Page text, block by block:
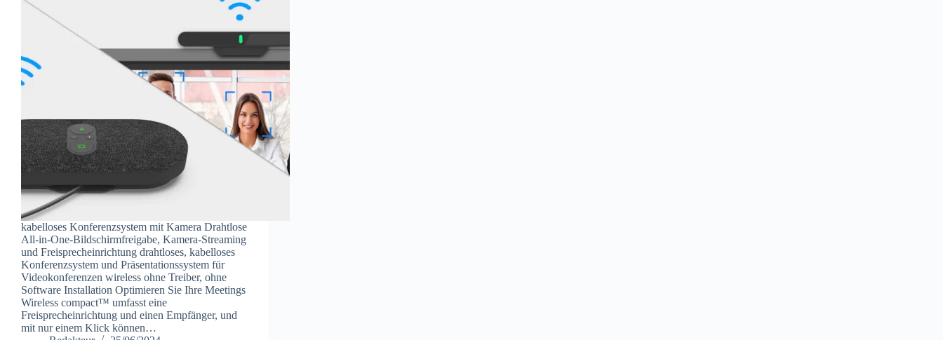
kabelloses Konferenzsystem mit Kamera Drahtlose
All-in-One-Bildschirmfreigabe, Kamera-Streaming
und Freisprecheinrichtung drahtloses, kabelloses
Konferenzsystem und Präsentationssystem für
Videokonferenzen wireless ohne Treiber, ohne
Software Installation Optimieren Sie Ihre Meetings
Wireless compact™ umfasst eine
Freisprecheinrichtung und einen Empfänger, und
mit nur einem Klick können…